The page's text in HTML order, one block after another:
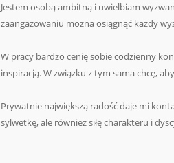
Jestem osobą ambitną i uwielbiam
zaangażowaniu można osiągnąć każdy
W pracy bardzo cenię sobie codzienny
inspiracją. W związku z tym sama chcę,
Prywatnie największą radość daje mi
sylwetkę, ale również siłę charakteru i